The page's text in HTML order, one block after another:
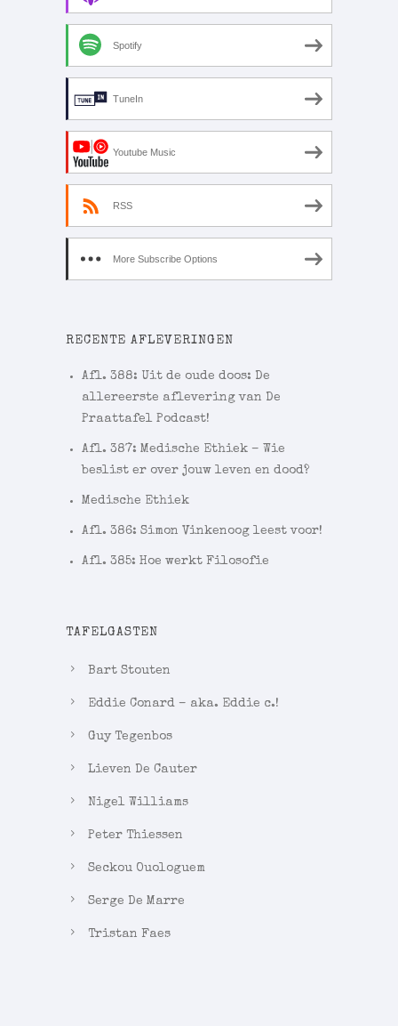
Spotify
TuneIn
Youtube Music
RSS
More Subscribe Options
RECENTE AFLEVERINGEN
Afl. 388: Uit de oude doos: De
allereerste aflevering van De
Praattafel Podcast!
Afl. 387: Medische Ethiek – Wie
beslist er over jouw leven en dood?
Medische Ethiek
Afl. 386: Simon Vinkenoog leest voor!
Afl. 385: Hoe werkt Filosofie
TAFELGASTEN
Bart Stouten
Eddie Conard – aka. Eddie c.!
Guy Tegenbos
Lieven De Cauter
Nigel Williams
Peter Thiessen
Seckou Ouologuem
Serge De Marre
Tristan Faes